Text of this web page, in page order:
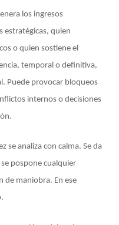
los ingresos
estratégicas, quien
o quien sostiene el
temporal o definitiva,
Puede provocar bloqueos
internos o decisiones
se analiza con calma. Se da
pospone cualquier
de maniobra. En ese